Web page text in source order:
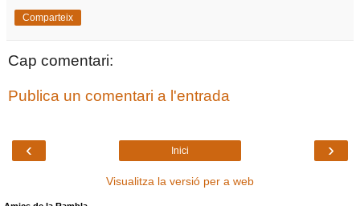
Comparteix
Cap comentari:
Publica un comentari a l'entrada
‹ ›
Inici
Visualitza la versió per a web